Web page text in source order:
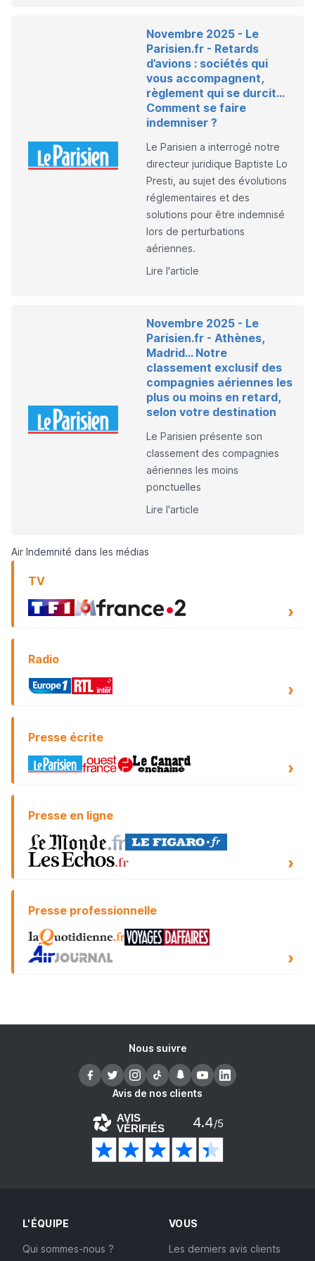
Novembre 2025 - Le
Parisien.fr - Retards
d’avions : sociétés qui
vous accompagnent,
règlement qui se durcit…
Comment se faire
indemniser ?
Le Parisien a interrogé notre
directeur juridique Baptiste Lo
Presti , au sujet des évolutions
réglementaires et des
solutions pour être indemnisé
lors de perturbations
aériennes.
Lire l'article
Novembre 2025 - Le
Parisien.fr - Athènes,
Madrid… Notre
classement exclusif des
compagnies aériennes les
plus ou moins en retard,
selon votre destination
Le Parisien présente son
classement des compagnies
aériennes les moins
ponctuelles
Lire l'article
Air Indemnité dans les médias
TV
Radio
Presse écrite
Presse en ligne
Presse professionnelle
Nous suivre
Avis de nos clients
AVIS
VÉRIFIÉS 4.4/5
L'ÉQUIPE
Qui sommes-nous ?
VOUS
Les derniers avis clients